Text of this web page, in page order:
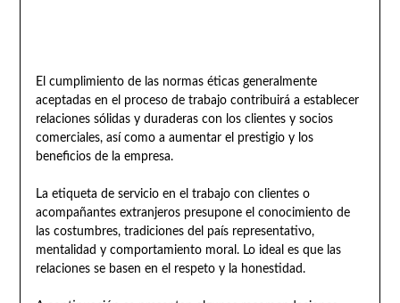
El cumplimiento de las normas éticas generalmente
aceptadas en el proceso de trabajo contribuirá a establecer
relaciones sólidas y duraderas con los clientes y socios
comerciales, así como a aumentar el prestigio y los
beneficios de la empresa.
La etiqueta de servicio en el trabajo con clientes o
acompañantes extranjeros presupone el conocimiento de
las costumbres, tradiciones del país representativo,
mentalidad y comportamiento moral. Lo ideal es que las
relaciones se basen en el respeto y la honestidad.